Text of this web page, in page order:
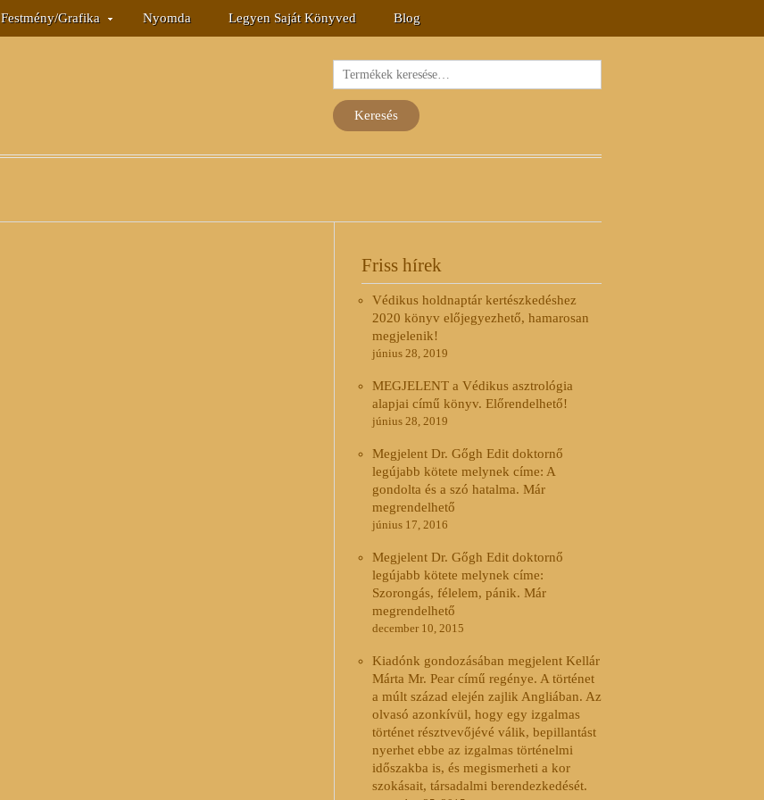
Festmény/grafika Nyomda Legyen Saját Könyved Blog
Keresés
a
következőre:
Keresés
Friss hírek
Védikus holdnaptár kertészkedéshez
2020 könyv előjegyezhető, hamarosan
megjelenik!
június 28, 2019
MEGJELENT a Védikus asztrológia
alapjai című könyv. Előrendelhető!
június 28, 2019
Megjelent Dr. Gőgh Edit doktornő
legújabb kötete melynek címe: A
gondolta és a szó hatalma. Már
megrendelhető
június 17, 2016
Megjelent Dr. Gőgh Edit doktornő
legújabb kötete melynek címe:
Szorongás, félelem, pánik. Már
megrendelhető
december 10, 2015
Kiadónk gondozásában megjelent Kellár
Márta Mr. Pear című regénye. A történet
a múlt század elején zajlik Angliában. Az
olvasó azonkívül, hogy egy izgalmas
történet résztvevőjévé válik, bepillantást
nyerhet ebbe az izgalmas történelmi
időszakba is, és megismerheti a kor
szokásait, társadalmi berendezkedését.